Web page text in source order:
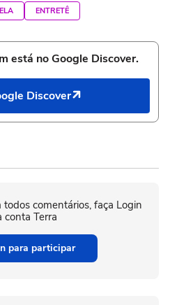
ENTRETÊ
está no Google Discover.
Discover
comentários, faça Login
conta Terra
para participar